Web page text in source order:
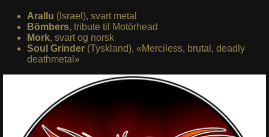
Arallu (Israel), svart metal
Bömbers, tribute til Motörhead
Mork, svart og norsk
Soul Grinder(Tyskland), «Merciless, brutal, deadly
deathmetal»